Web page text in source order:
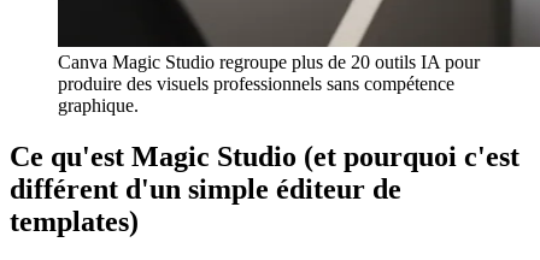
Canva Magic Studio regroupe plus de 20 outils IA pour
produire des visuels professionnels sans compétence
graphique.
Ce qu'est Magic Studio (et pourquoi c'est
différent d'un simple éditeur de
templates)